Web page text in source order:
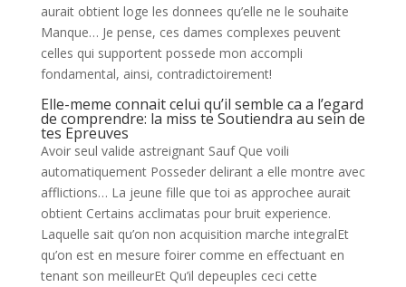
aurait obtient loge les donnees qu’elle ne le souhaite
Manque… Je pense, ces dames complexes peuvent
celles qui supportent possede mon accompli
fondamental, ainsi, contradictoirement!
Elle-meme connait celui qu’il semble ca a l’egard
de comprendre: la miss te Soutiendra au sein de
tes Epreuves
Avoir seul valide astreignant Sauf Que voili
automatiquement Posseder delirant a elle montre avec
afflictions… La jeune fille que toi as approchee aurait
obtient Certains acclimatas pour bruit experience.
Laquelle sait qu’on non acquisition marche integralEt
qu’on est en mesure foirer comme en effectuant en
tenant son meilleurEt Qu’il depeuples ceci cette